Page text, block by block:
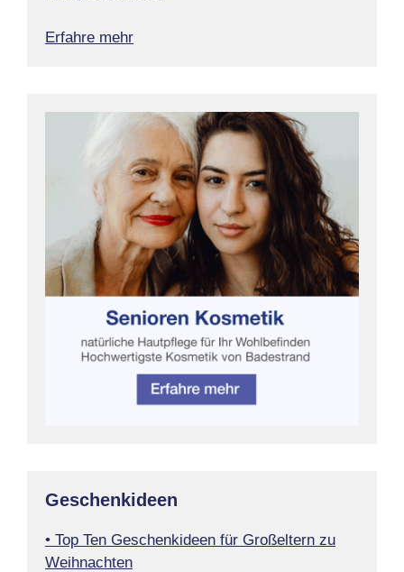
Erfahre mehr
Geschenkideen
• Top Ten Geschenkideen für Großeltern zu
Weihnachten